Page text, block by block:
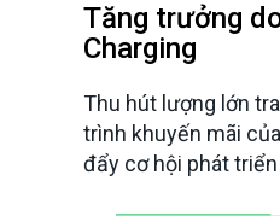
Tăng trưởng
Charging
Thu hút lượng lớn
trình khuyến mãi
đẩy cơ hội phát